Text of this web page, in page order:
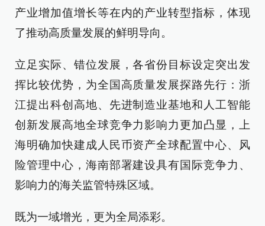
产业增加值增长等在内的产业转型指标，体现
了推动高质量发展的鲜明导向。
立足实际、错位发展，各省份目标设定突出发
挥比较优势，为全国高质量发展探路先行：浙
江提出科创高地、先进制造业基地和人工智能
创新发展高地全球竞争力影响力更加凸显，上
海明确加快建成人民币资产全球配置中心、风
险管理中心，海南部署建设具有国际竞争力、
影响力的海关监管特殊区域。
既为一域增光，更为全局添彩。